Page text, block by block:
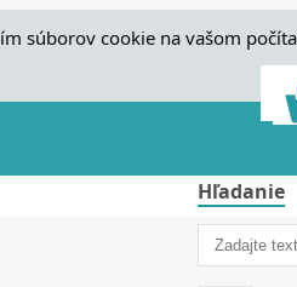
súborov cookie na vašom
Hľadanie